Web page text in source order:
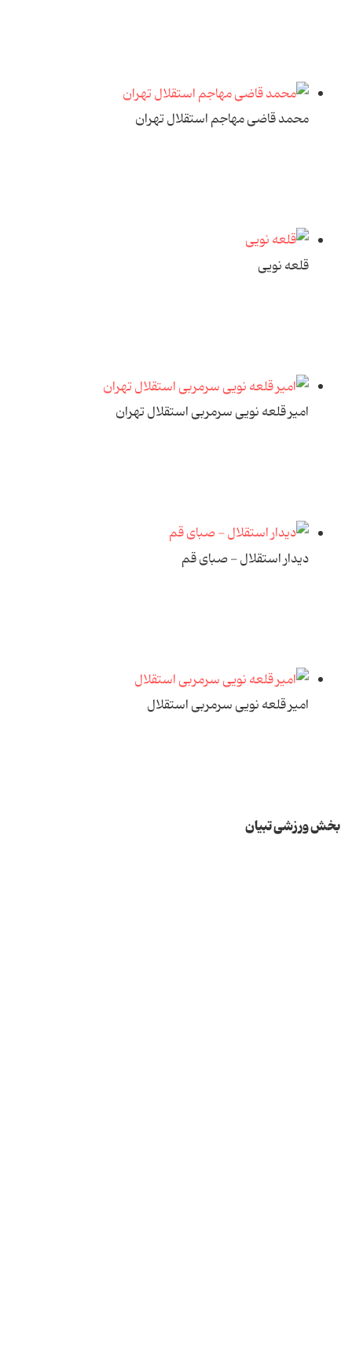
محمد قاضی مهاجم استقلال تهران
قلعه نویی
امیر قلعه نویی سرمربی استقلال تهران
دیدار استقلال - صبای قم
امیر قلعه نویی سرمربی استقلال
بخش ورزشی تبیان